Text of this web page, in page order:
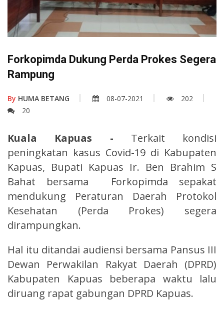
Forkopimda Dukung Perda Prokes Segera
Rampung
By HUMA BETANG 08-07-2021
202
20
Kuala Kapuas - Terkait kondisi
peningkatan kasus Covid-19 di Kabupaten
Kapuas, Bupati Kapuas Ir. Ben Brahim S
Bahat bersama Forkopimda sepakat
mendukung Peraturan Daerah Protokol
Kesehatan (Perda Prokes) segera
dirampungkan.
Hal itu ditandai audiensi bersama Pansus III
Dewan Perwakilan Rakyat Daerah (DPRD)
Kabupaten Kapuas beberapa waktu lalu
diruang rapat gabungan DPRD Kapuas.